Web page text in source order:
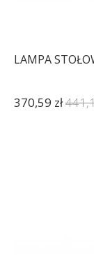
LAMPA
370,59 zł